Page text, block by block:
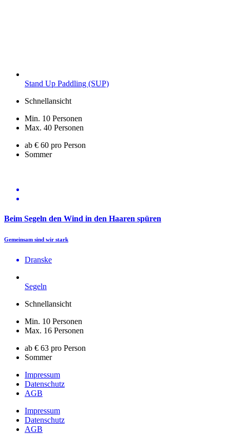
Stand Up Paddling (SUP)
Schnellansicht
Min. 10 Personen
Max. 40 Personen
ab € 60 pro Person
Sommer
Beim Segeln den Wind in den Haaren spüren
Gemeinsam sind wir stark
Dranske
Segeln
Schnellansicht
Min. 10 Personen
Max. 16 Personen
ab € 63 pro Person
Sommer
Impressum
Datenschutz
AGB
Impressum
Datenschutz
AGB